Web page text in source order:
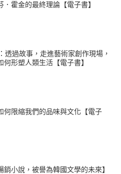
．霍金的最終理論【電子書】
透過故事，走進藝術家創作現場，
形塑人類生活【電子書】
何限縮我們的品味與文化【電子
小說，被譽為韓國文學的未來】